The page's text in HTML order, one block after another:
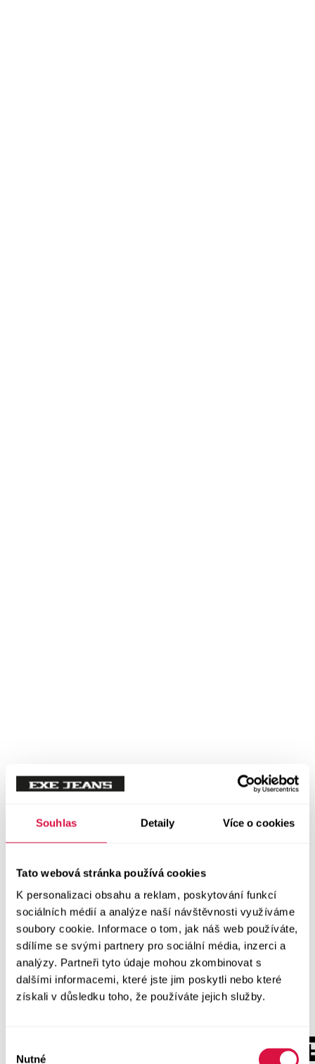
Souhlas Detaily Více o cookies
Tato webová stránka používá cookies
K personalizaci obsahu a reklam, poskytování funkcí
sociálních médií a analýze naší návštěvnosti využíváme
soubory cookie. Informace o tom, jak náš web používáte,
sdílíme se svými partnery pro sociální média, inzerci a
analýzy. Partneři tyto údaje mohou zkombinovat s
dalšími informacemi, které jste jim poskytli nebo které
získali v důsledku toho, že používáte jejich služby.
Nutné